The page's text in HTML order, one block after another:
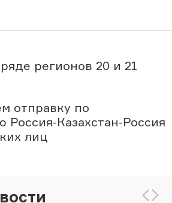
регионов 20 и 21
отправку по
Россия-Казахстан-Россия
лиц